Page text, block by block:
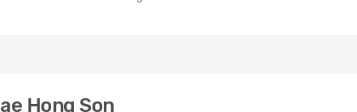
Hong Son